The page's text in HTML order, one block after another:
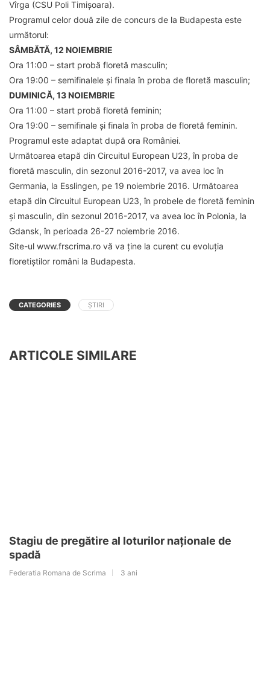
Vîrga (CSU Poli Timișoara).
Programul celor două zile de concurs de la Budapesta este
următorul:
SÂMBĂTĂ, 12 NOIEMBRIE
Ora 11:00 – start probă floretă masculin;
Ora 19:00 – semifinalele și finala în proba de floretă masculin;
DUMINICĂ, 13 NOIEMBRIE
Ora 11:00 – start probă floretă feminin;
Ora 19:00 – semifinale și finala în proba de floretă feminin.
Programul este adaptat după ora României.
Următoarea etapă din Circuitul European U23, în proba de
floretă masculin, din sezonul 2016-2017, va avea loc în
Germania, la Esslingen, pe 19 noiembrie 2016. Următoarea
etapă din Circuitul European U23, în probele de floretă feminin
și masculin, din sezonul 2016-2017, va avea loc în Polonia, la
Gdansk, în perioada 26-27 noiembrie 2016.
Site-ul www.frscrima.ro vă va ține la curent cu evoluția
floretiștilor români la Budapesta.
CATEGORIES ȘTIRI
ARTICOLE SIMILARE
Stagiu de pregătire al loturilor naționale de
spadă
Federatia Romana de Scrima 3 ani